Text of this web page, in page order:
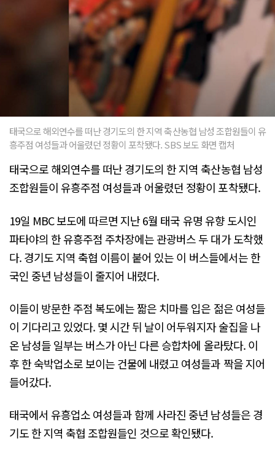
태국으로 해외연수를 떠난 경기도의 한 지역 축산농협 남성 조합원들이 유
흥주점 여성들과 어울렸던 정황이 포착됐다. SBS 보도 화면 캡처
태국으로 해외연수를 떠난 경기도의 한 지역 축산농협 남성
조합원들이 유흥주점 여성들과 어울렸던 정황이 포착됐다.
19일 MBC 보도에 따르면 지난 6월 태국 유명 유향 도시인
파타야의 한 유흥주점 주차장에는 관광버스 두 대가 도착했
다. 경기도 지역 축협 이름이 붙어 있는 이 버스들에서는 한
국인 중년 남성들이 줄지어 내렸다.
이들이 방문한 주점 복도에는 짧은 치마를 입은 젊은 여성들
이 기다리고 있었다. 몇 시간 뒤 날이 어두워지자 술집을 나
온 남성들 일부는 버스가 아닌 다른 승합차에 올라탔다. 이
후 한 숙박업소로 보이는 건물에 내렸고 여성들과 짝을 지어
들어갔다.
태국에서 유흥업소 여성들과 함께 사라진 중년 남성들은 경
기도 한 지역 축협 조합원들인 것으로 확인됐다.